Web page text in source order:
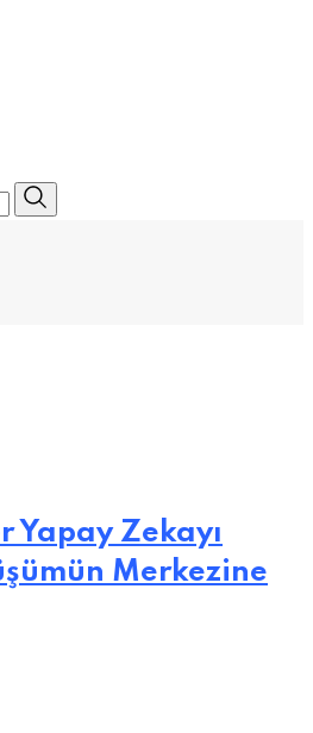
Yapay Zekayı
Merkezine